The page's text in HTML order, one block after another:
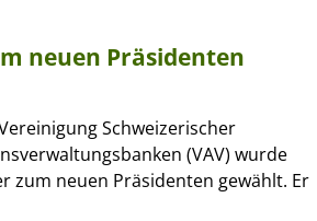
neuen Präsidenten
Schweizerischer
(VAV) wurde
zum neuen Präsidenten gewählt. Er